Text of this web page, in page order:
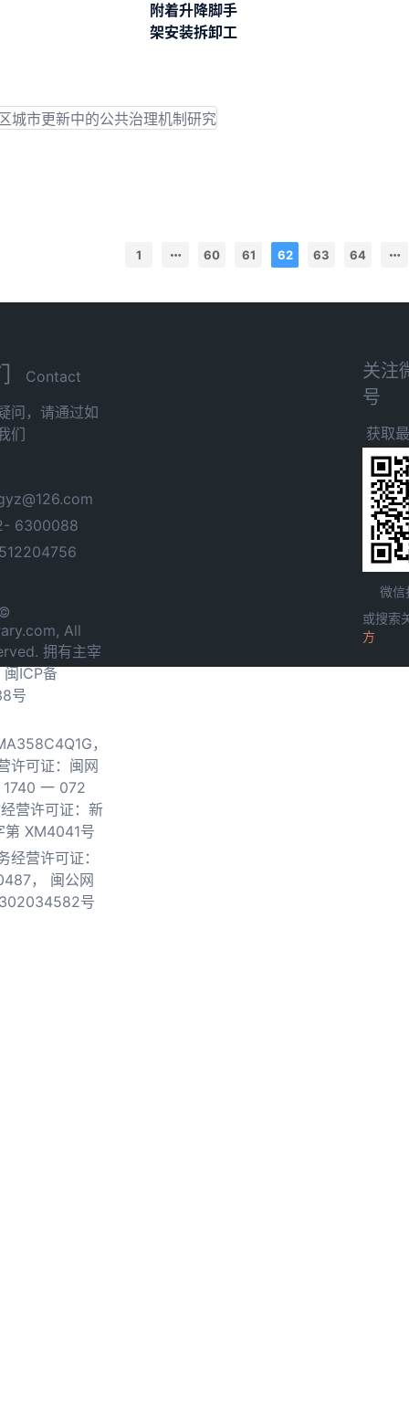
附着升降脚手
架安装拆卸工
1 60 61 62 63 64
Contact
问，请通过如
们
6300088
All
拥有主宰
闽ICP备
号
，
许可证：闽网
一 072
营许可证：新
第 XM4041号
经营许可证：
，
闽公网
号
关注
号
获取
微信
或搜索
方